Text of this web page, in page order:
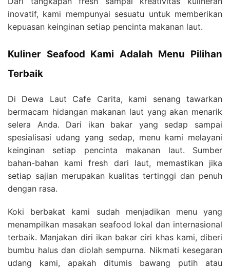
inovatif, kami mempunyai sesuatu untuk memberikan
kepuasan keinginan setiap pencinta makanan laut.
Kuliner Seafood Kami Adalah Menu Pilihan
Terbaik
Di Dewa Laut Cafe Carita, kami senang tawarkan
bermacam hidangan makanan laut yang akan menarik
selera Anda. Dari ikan bakar yang sedap sampai
spesialisasi udang yang sedap, menu kami melayani
keinginan setiap pencinta makanan laut. Sumber
bahan-bahan kami fresh dari laut, memastikan jika
setiap sajian merupakan kualitas tertinggi dan penuh
dengan rasa.
Koki berbakat kami sudah menjadikan menu yang
menampilkan masakan seafood lokal dan internasional
terbaik. Manjakan diri ikan bakar ciri khas kami, diberi
bumbu halus dan diolah sempurna. Nikmati kesegaran
udang kami, apakah ditumis bawang putih atau